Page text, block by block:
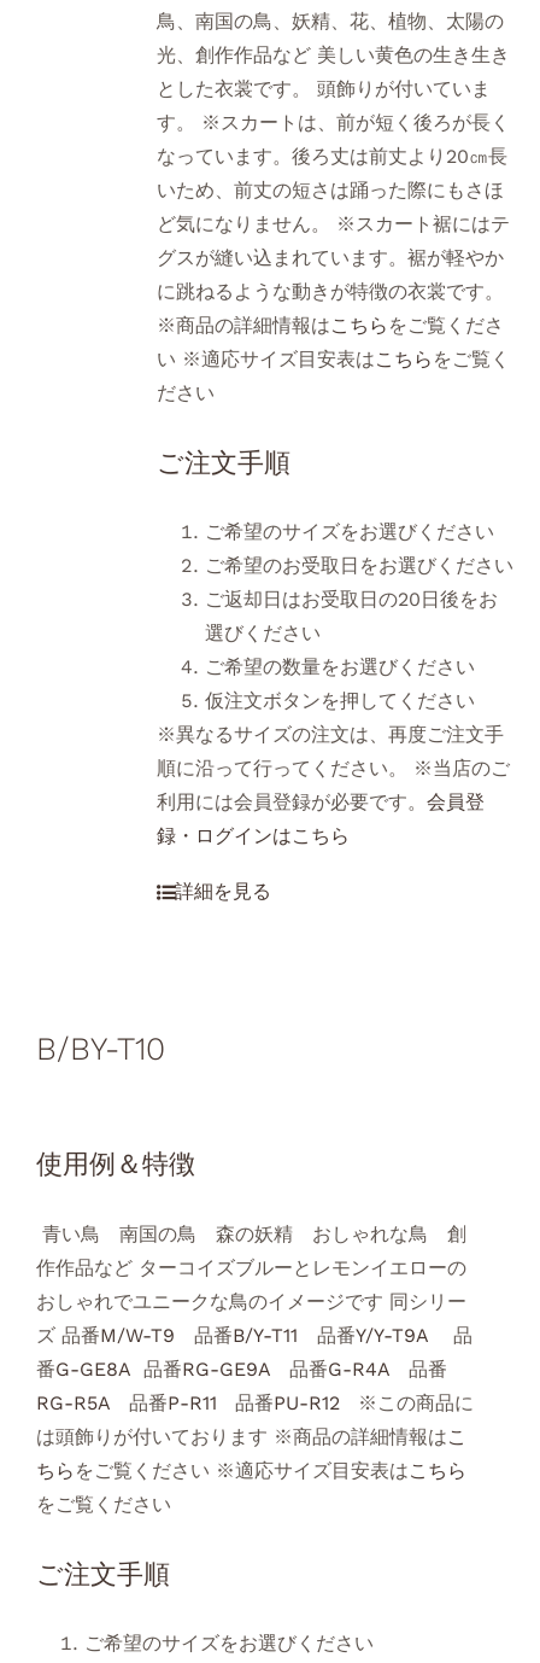
鳥、南国の鳥、妖精、花、植物、太陽の
光、創作作品など 美しい黄色の生き生き
とした衣裳です。 頭飾りが付いていま
す。 ※スカートは、前が短く後ろが長く
なっています。後ろ丈は前丈より20㎝長
いため、前丈の短さは踊った際にもさほ
ど気になりません。 ※スカート裾にはテ
グスが縫い込まれています。裾が軽やか
に跳ねるような動きが特徴の衣裳です。
※商品の詳細情報はこちら をご覧くださ
い ※適応サイズ目安表はこちら をご覧く
ださい
ご注文手順
ご希望のサイズをお選びください
ご希望のお受取日をお選びください
ご返却日はお受取日の20日後をお
選びください
ご希望の数量をお選びください
仮注文ボタンを押してください
※異なるサイズの注文は、再度ご注文手
順に沿って行ってください。 ※当店のご
利用には会員登録が必要です。会員登
録・ログインはこちら
B/BY-T10
使用例＆特徴
青い鳥 南国の鳥 森の妖精 おしゃれな鳥 創
作作品など ターコイズブルーとレモンイエローの
おしゃれでユニークな鳥のイメージです 同シリー
ズ 品番M/W-T9 品番B/Y-T11 品番Y/Y-T9A 品
番G-GE8A 品番RG-GE9A 品番G-R4A 品番
RG-R5A 品番P-R11 品番PU-R12 ※この商品に
は頭飾りが付いております ※商品の詳細情報はこ
ちら をご覧ください ※適応サイズ目安表はこちら
をご覧ください
ご注文手順
ご希望のサイズをお選びください